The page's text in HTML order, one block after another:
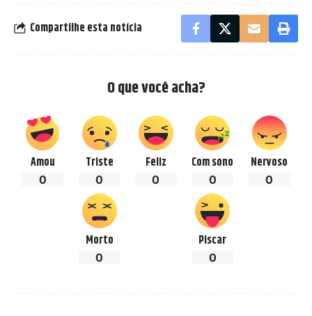
Compartilhe esta notícia
O que você acha?
Amou
0
Triste
0
Feliz
0
Com sono
0
Nervoso
0
Morto
0
Piscar
0